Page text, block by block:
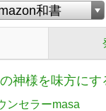
神様を味方にす
ンセラーmasa